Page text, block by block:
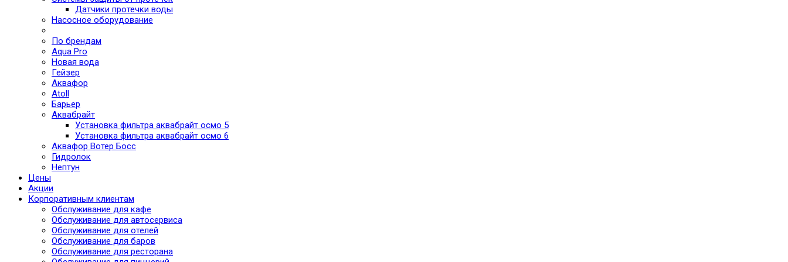
Датчики протечки воды
Насосное оборудование
По брендам
Aqua Pro
Новая вода
Гейзер
Аквафор
Atoll
Барьер
Аквабрайт
Установка фильтра аквабрайт осмо 5
Установка фильтра аквабрайт осмо 6
Аквафор Вотер Босс
Гидролок
Нептун
Цены
Акции
Корпоративным клиентам
Обслуживание для кафе
Обслуживание для автосервиса
Обслуживание для отелей
Обслуживание для баров
Обслуживание для ресторана